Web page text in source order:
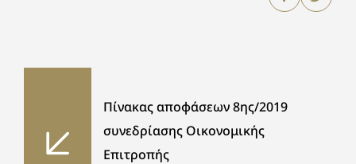
Πίνακας αποφάσεων 8ης/2019
συνεδρίασης Οικονομικής
Επιτροπής